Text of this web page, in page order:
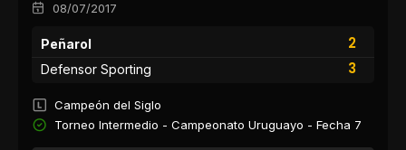
08/07/2017
Peñarol
2
3
Defensor Sporting
Campeón del Siglo
Torneo Intermedio - Campeonato Uruguayo - Fecha 7